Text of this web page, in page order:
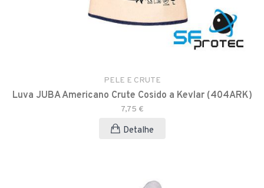
PELE E CRUTE
Luva JUBA Americano Crute Cosido a Kevlar (404ARK)
7,75 €
Detalhe